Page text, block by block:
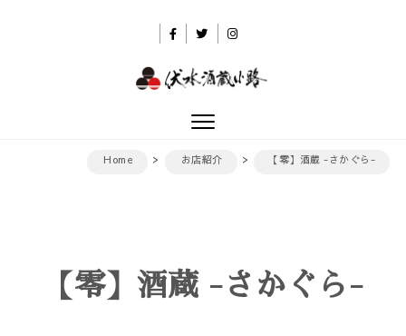
Toggle
Home
お店紹介 【零】酒蔵 -さかぐら-
【零】酒蔵 -さかぐら-